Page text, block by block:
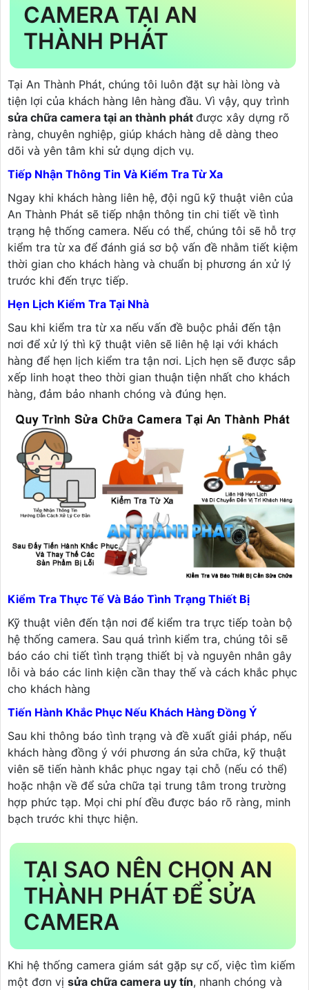
CAMERA TẠI AN
THÀNH PHÁT
Tại An Thành Phát, chúng tôi luôn đặt sự hài lòng và
tiện lợi của khách hàng lên hàng đầu. Vì vậy, quy trình
sửa chữa camera tại an thành phát được xây dựng rõ
ràng, chuyên nghiệp, giúp khách hàng dễ dàng theo
dõi và yên tâm khi sử dụng dịch vụ.
Tiếp Nhận Thông Tin Và Kiểm Tra Từ Xa
Ngay khi khách hàng liên hệ, đội ngũ kỹ thuật viên của
An Thành Phát sẽ tiếp nhận thông tin chi tiết về tình
trạng hệ thống camera. Nếu có thể, chúng tôi sẽ hỗ trợ
kiểm tra từ xa để đánh giá sơ bộ vấn đề nhằm tiết kiệm
thời gian cho khách hàng và chuẩn bị phương án xử lý
trước khi đến trực tiếp.
Hẹn Lịch Kiểm Tra Tại Nhà
Sau khi kiểm tra từ xa nếu vấn đề buộc phải đến tận
nơi để xử lý thì kỹ thuật viên sẽ liên hệ lại với khách
hàng để hẹn lịch kiểm tra tận nơi. Lịch hẹn sẽ được sắp
xếp linh hoạt theo thời gian thuận tiện nhất cho khách
hàng, đảm bảo nhanh chóng và đúng hẹn.
Kiểm Tra Thực Tế Và Báo Tình Trạng Thiết Bị
Kỹ thuật viên đến tận nơi để kiểm tra trực tiếp toàn bộ
hệ thống camera. Sau quá trình kiểm tra, chúng tôi sẽ
báo cáo chi tiết tình trạng thiết bị và nguyên nhân gây
lỗi và báo các linh kiện cần thay thế và cách khắc phục
cho khách hàng
Tiến Hành Khắc Phục Nếu Khách Hàng Đồng Ý
Sau khi thông báo tình trạng và đề xuất giải pháp, nếu
khách hàng đồng ý với phương án sửa chữa, kỹ thuật
viên sẽ tiến hành khắc phục ngay tại chỗ (nếu có thể)
hoặc nhận về để sửa chữa tại trung tâm trong trường
hợp phức tạp. Mọi chi phí đều được báo rõ ràng, minh
bạch trước khi thực hiện.
TẠI SAO NÊN CHỌN AN
THÀNH PHÁT ĐỂ SỬA
CAMERA
Khi hệ thống camera giám sát gặp sự cố, việc tìm kiếm
một đơn vị sửa chữa camera uy tín, nhanh chóng và